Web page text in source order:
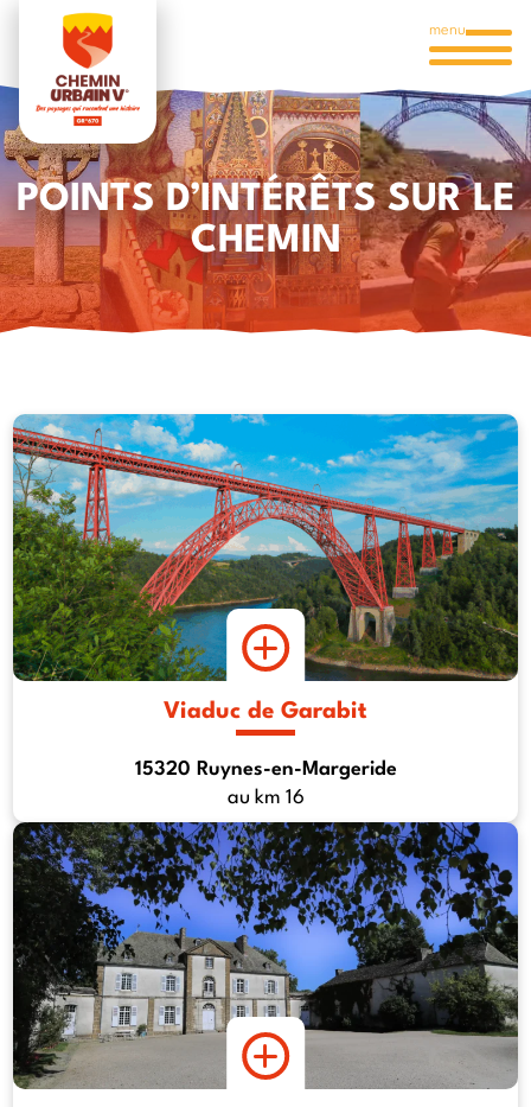
menu
POINTS D’INTÉRÊTS SUR LE
CHEMIN
Viaduc de Garabit
15320 Ruynes-en-Margeride
au km 16